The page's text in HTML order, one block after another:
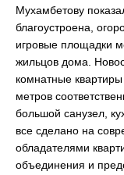
Мухамбетову
благоустроена,
игровые площадки
жильцов дома.
комнатные
метров
большой санузел,
все сделано на
обладателями
объединения и